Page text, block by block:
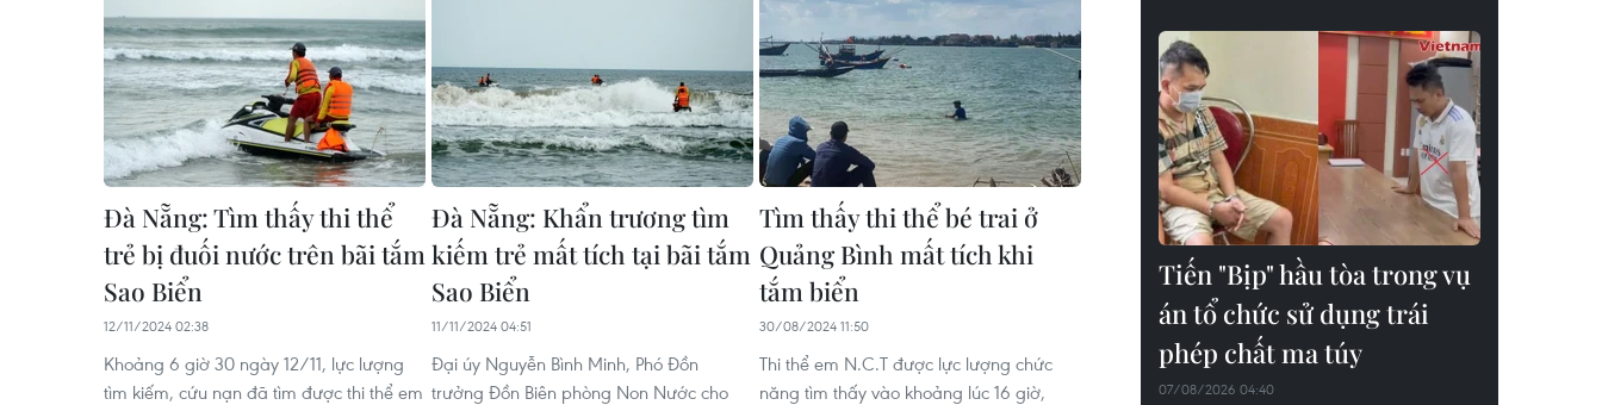
Đà Nẵng: Tìm thấy thi thể
trẻ bị đuối nước trên bãi tắm
Sao Biển
12/11/2024 02:38
Khoảng 6 giờ 30 ngày 12/11, lực lượng
tìm kiếm, cứu nạn đã tìm được thi thể em
Đà Nẵng: Khẩn trương tìm
kiếm trẻ mất tích tại bãi tắm
Sao Biển
11/11/2024 04:51
Đại úy Nguyễn Bình Minh, Phó Đồn
trưởng Đồn Biên phòng Non Nước cho
Tìm thấy thi thể bé trai ở
Quảng Bình mất tích khi
tắm biển
30/08/2024 11:50
Thi thể em N.C.T được lực lượng chức
năng tìm thấy vào khoảng lúc 16 giờ,
Tiến "Bịp" hầu tòa trong vụ
án tổ chức sử dụng trái
phép chất ma túy
07/08/2026 04:40